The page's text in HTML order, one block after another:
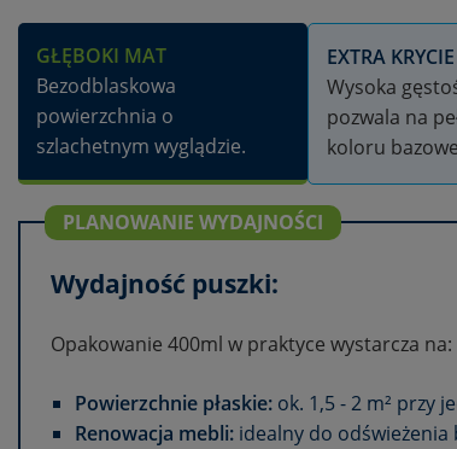
GŁĘBOKI MAT
Bezodblaskowa
powierzchnia o
szlachetnym wyglądzie.
EXTRA KRYCIE
Wysoka
pozwala na
koloru
PLANOWANIE WYDAJNOŚCI
Wydajność puszki:
Opakowanie 400ml w praktyce wystarcza na:
Powierzchnie płaskie: ok. 1,5 - 2 m² przy
Renowacja mebli: idealny do odświeżenia